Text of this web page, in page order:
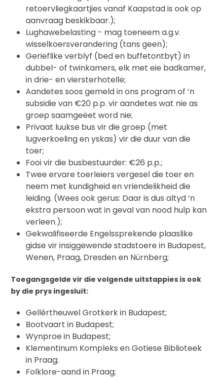
retoervliegkaartjies vanaf Kaapstad is ook op
aanvraag beskikbaar.);
Lughawebelasting - mag toeneem a.g.v.
wisselkoersverandering (tans geen);
Gerieflike verblyf (bed en buffetontbyt) in
dubbel- of twinkamers, elk met eie badkamer,
in drie- en viersterhotelle;
Aandetes soos gemeld in ons program of ‘n
subsidie van €20 p.p. vir aandetes wat nie as
groep saamgeëet word nie;
Privaat luukse bus vir die groep (met
lugverkoeling en yskas) vir die duur van die
toer;
Fooi vir die busbestuurder: €26 p.p.;
Twee ervare toerleiers vergesel die toer en
neem met kundigheid en vriendelikheid die
leiding. (Wees ook gerus: Daar is dus altyd ‘n
ekstra persoon wat in geval van nood hulp kan
verleen.);
Gekwalifiseerde Engelssprekende plaaslike
gidse vir insiggewende stadstoere in Budapest,
Wenen, Praag, Dresden en Nürnberg;
Toegangsgelde vir die volgende uitstappies is ook
by die prys ingesluit:
Gellértheuwel Grotkerk in Budapest;
Bootvaart in Budapest;
Wynproe in Budapest;
Klementinum Kompleks en Gotiese Biblioteek
in Praag;
Folklore-aand in Praag;